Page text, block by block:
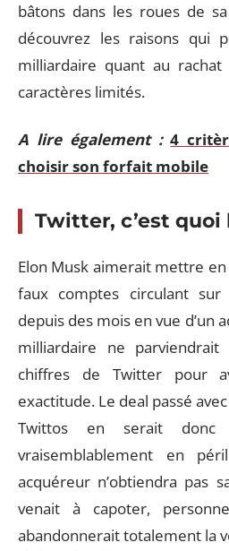
bâtons dans les roues de
découvrez les raisons qui
milliardaire quant au
caractères limités.
A lire également : 4
choisir son forfait mobile
Twitter, c’est quoi
Elon Musk aimerait mettre
faux comptes circulant
depuis des mois en vue d’un
milliardaire ne
chiffres de Twitter pour
exactitude. Le deal passé
Twittos en serait
vraisemblablement en
acquéreur n’obtiendra pas
venait à capoter,
abandonnerait totalement la